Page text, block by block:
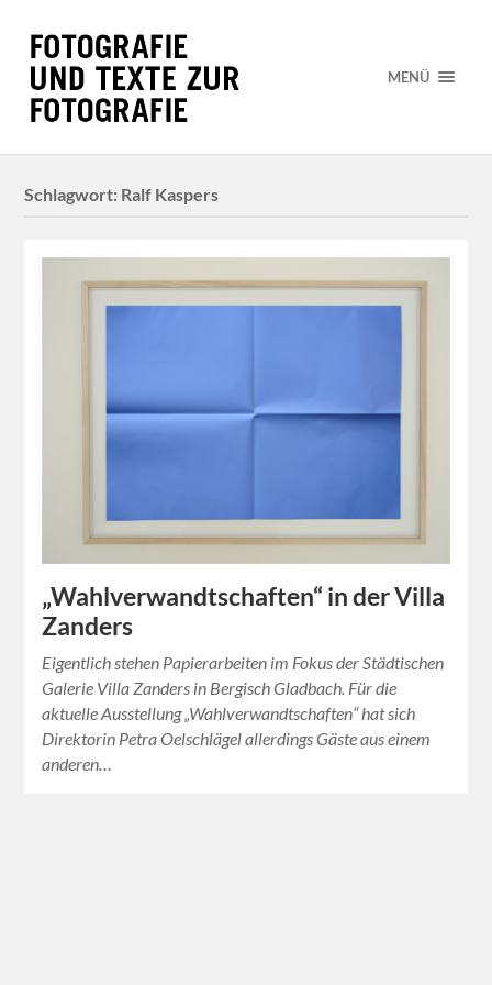
MENÜ
Schlagwort: Ralf Kaspers
„Wahlverwandtschaften“ in der Villa
Zanders
Eigentlich stehen Papierarbeiten im Fokus der Städtischen
Galerie Villa Zanders in Bergisch Gladbach. Für die
aktuelle Ausstellung „Wahlverwandtschaften“ hat sich
Direktorin Petra Oelschlägel allerdings Gäste aus einem
anderen…